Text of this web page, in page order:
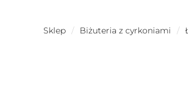
Sklep / Biżuteria z cyrkoniami /